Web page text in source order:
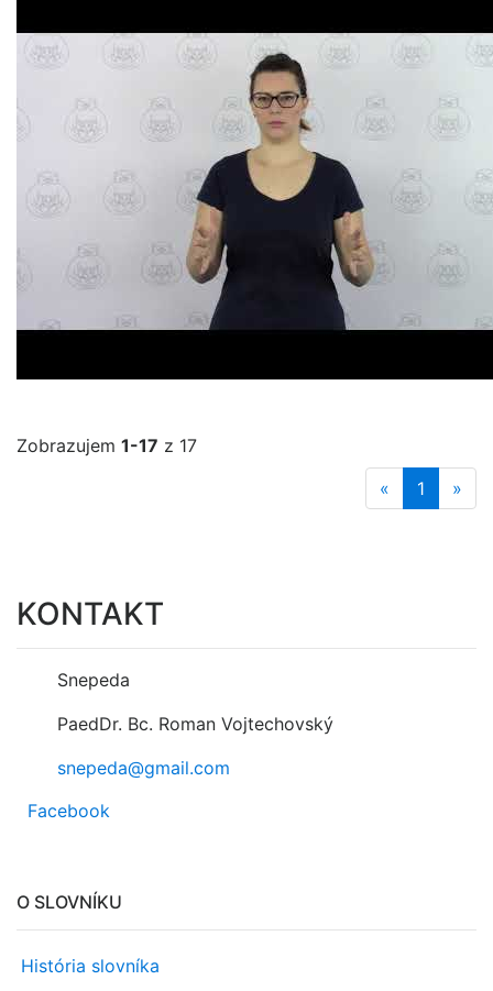
Zobrazujem 1-17 z 17
«
1 »
KONTAKT
Snepeda
PaedDr. Bc. Roman Vojtechovský
snepeda@gmail.com
Facebook
O SLOVNÍKU
História slovníka